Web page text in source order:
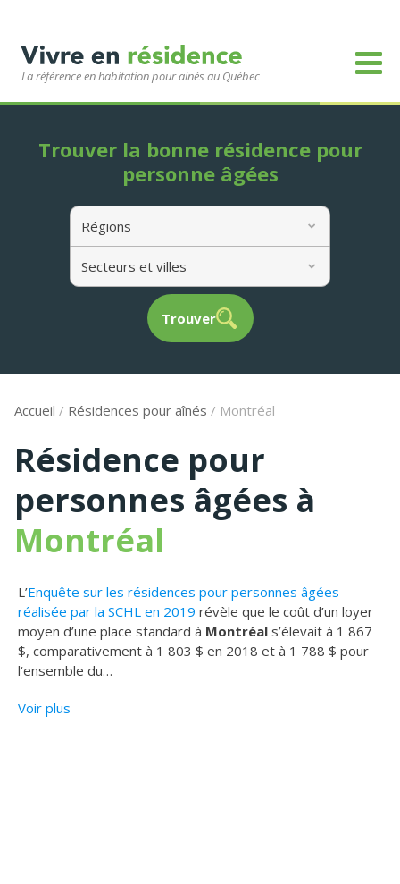
La référence en habitation pour ainés au Québec
Régions
Secteurs et villes
Trouver
Trouver la bonne résidence pour
personne âgées
Accueil / Résidences pour aînés / Montréal
Résidence pour
personnes âgées à
Montréal
L’Enquête sur les résidences pour personnes âgées
réalisée par la SCHL en 2019 révèle que le coût d’un loyer
moyen d’une place standard à Montréal s’élevait à 1 867
$, comparativement à 1 803 $ en 2018 et à 1 788 $ pour
l‘ensemble du…
Voir plus